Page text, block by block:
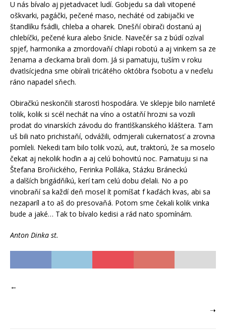
U nás bívalo aj pjetadvacet ludí. Gobjedu sa dali vitopené
oškvarki, pagáčki, pečené maso, necháté od zabijački ve
štandlíku fsádli, chleba a oharek. Dnešňí obirači dostanú aj
chlebíčki, pečené kura alebo šnicle. Navečér sa z búdí ozíval
spjef, harmonika a zmordovaňí chlapi robotú a aj vinkem sa ze
ženama a ďeckama brali dom. Já si pamatuju, tuším v roku
dvaťisícjedna sme obírali tricátého októbra fsobotu a v neďelu
ráno napadel sňech.
Obiračkú neskončili starosťi hospodára. Ve sklepje bilo namleté
tolik, kolik si scél nechát na víno a ostatňí hrozni sa vozili
prodat do vinarskích závodu do franťiškanského kláštera. Tam
uš bili nato prichistaňí, odvážili, odmjerali cukernatosť a zrovna
pomleli. Nekedi tam bilo tolik vozú, aut, traktorú, že sa moselo
čekat aj nekolik hoďin a aj celú bohovitú noc. Pamatuju si na
Štefana Broňického, Ferinka Polláka, Stázku Bráneckú
a dalších brigádňíkú, kerí tam celú dobu ďelali. No a po
vinobraňí sa každí deň mosel ít pomíšat f kaďách kvas, abi sa
nezaparíl a to aš do presovaňá. Potom sme čekali kolik vinka
bude a jaké… Tak to bívalo kedisi a rád nato spomínám.
Anton Dinka st.
←
➝